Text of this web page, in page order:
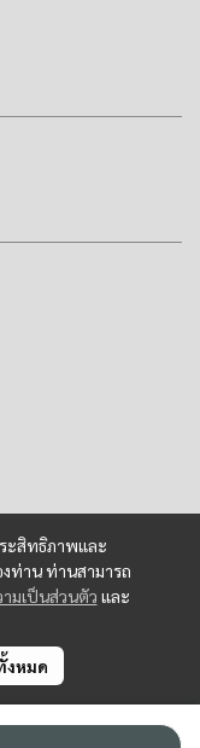
ะสิทธิภาพและ
ท่าน ท่านสามารถ
มเป็นส่วนตัว และ
งหมด